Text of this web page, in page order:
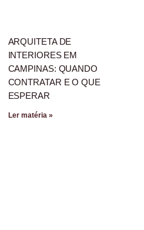
ARQUITETA DE
INTERIORES EM
CAMPINAS: QUANDO
CONTRATAR E O QUE
ESPERAR
Ler matéria »